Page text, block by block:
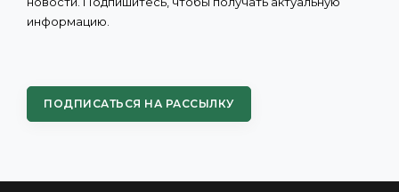
информацию.
ПОДПИСАТЬСЯ НА РАССЫЛКУ